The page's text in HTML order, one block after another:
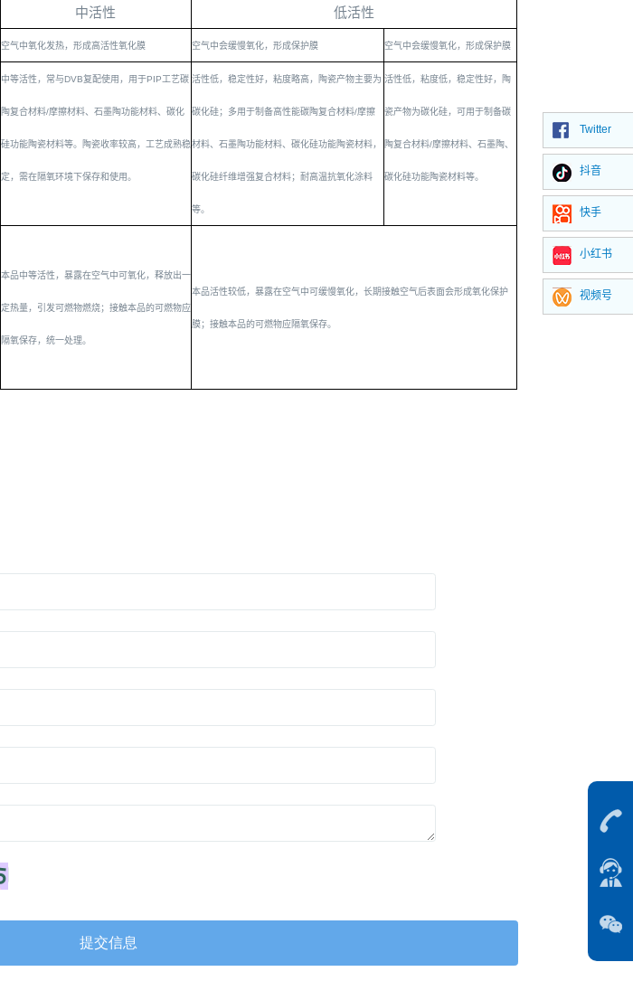
中活性 低活性
空气中氧化发热，形成高活性氧化膜 空气中会缓慢氧化，形成保护膜 空气中会缓慢氧化，形成保护膜
中等活性，常与DVB复配使用，用于PIP工艺碳
陶复合材料/摩擦材料、石墨陶功能材料、碳化
硅功能陶瓷材料等。陶瓷收率较高，工艺成熟稳
定，需在隔氧环境下保存和使用。
活性低，稳定性好，粘度略高，陶瓷产物主要为
碳化硅；多用于制备高性能碳陶复合材料/摩擦
材料、石墨陶功能材料、碳化硅功能陶瓷材料，
碳化硅纤维增强复合材料；耐高温抗氧化涂料
等。
活性低，粘度低，稳定性好，陶
瓷产物为碳化硅，可用于制备碳
陶复合材料/摩擦材料、石墨陶、
碳化硅功能陶瓷材料等。
本品中等活性，暴露在空气中可氧化，释放出一
定热量，引发可燃物燃烧；接触本品的可燃物应
隔氧保存，统一处理。
本品活性较低，暴露在空气中可缓慢氧化，长期接触空气后表面会形成氧化保护
膜；接触本品的可燃物应隔氧保存。
Twitter
抖音
快手
小红书
视频号